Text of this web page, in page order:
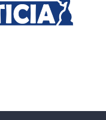
HIDRANDINA ALERTA
HIDRANDINA
HASTA EL 2 DE